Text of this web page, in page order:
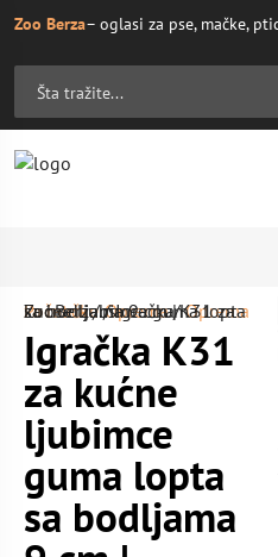
Zoo Berza– oglasi za pse, mačke,
Početna/Oprema/
Oprema za mačke
/ Igračka K31 za kućne ljubimce guma lopta sa bodljama 9 cm | ZooBerza.rs
Igračka K31
za kućne
ljubimce
guma lopta
sa bodljama